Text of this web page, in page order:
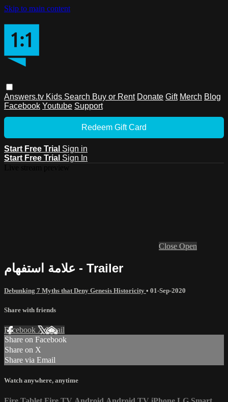
Skip to main content
Answers.tv Kids Search Buy or Rent Donate Gift Merch Blog
Facebook Youtube Support
Redeem Gift Card
Start Free Trial Sign in
Start Free Trial Sign In
Close Open
علامة استفهام - Trailer
Debunking 7 Myths that Deny Genesis Historicity • 01-Sep-2020
Share with friends
Facebook XEmail
Share on Facebook
Share on X
Share via Email
Watch anywhere, anytime